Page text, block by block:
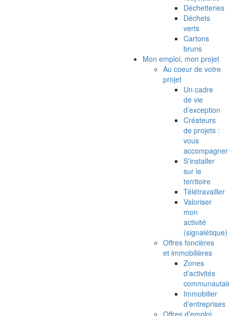
Déchetteries
Déchets
verts
Cartons
bruns
Mon emploi, mon projet
Au coeur de votre
projet
Un cadre
de vie
d’exception
Créateurs
de projets :
vous
accompagner
S’installer
sur le
territoire
Télétravailler
Valoriser
mon
activité
(signalétique)
Offres foncières
et immobilières
Zones
d’activités
Immobilier
d’entreprises
Offres d’emploi